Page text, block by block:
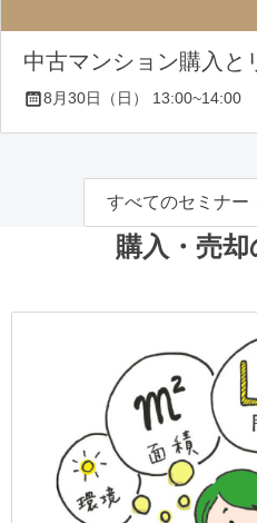
中古マンション購入と
8月30日（日） 13:00~14:00
すべてのセミナー
購入・売